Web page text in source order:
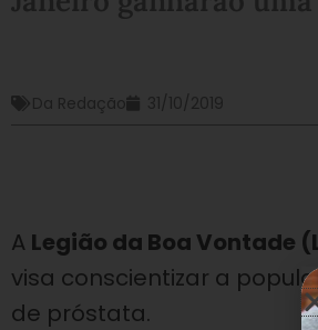
Da Redação 31/10/2019
A Legião da Boa Vontade
visa conscientizar a
de próstata.